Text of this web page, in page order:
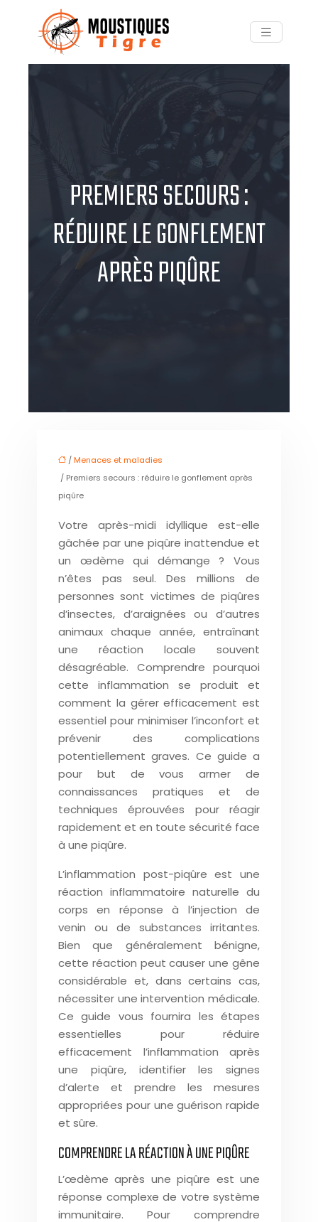
PREMIERS SECOURS :
RÉDUIRE LE GONFLEMENT
APRÈS PIQÛRE
/Menaces et maladies
/ Premiers secours : réduire le gonflement après
piqûre
Votre après-midi idyllique est-elle
gâchée par une piqûre inattendue et
un œdème qui démange ? Vous
n’êtes pas seul. Des millions de
personnes sont victimes de piqûres
d’insectes, d’araignées ou d’autres
animaux chaque année, entraînant
une réaction locale souvent
désagréable. Comprendre pourquoi
cette inflammation se produit et
comment la gérer efficacement est
essentiel pour minimiser l’inconfort et
prévenir des complications
potentiellement graves. Ce guide a
pour but de vous armer de
connaissances pratiques et de
techniques éprouvées pour réagir
rapidement et en toute sécurité face
à une piqûre.
L’inflammation post-piqûre est une
réaction inflammatoire naturelle du
corps en réponse à l’injection de
venin ou de substances irritantes.
Bien que généralement bénigne,
cette réaction peut causer une gêne
considérable et, dans certains cas,
nécessiter une intervention médicale.
Ce guide vous fournira les étapes
essentielles pour réduire
efficacement l’inflammation après
une piqûre, identifier les signes
d’alerte et prendre les mesures
appropriées pour une guérison rapide
et sûre.
COMPRENDRE LA RÉACTION À UNE PIQÛRE
L’œdème après une piqûre est une
réponse complexe de votre système
immunitaire. Pour comprendre